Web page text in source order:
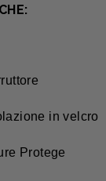
in velcro
Protege